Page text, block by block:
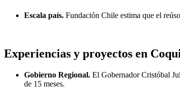
Escala país. Fundación Chile estima que el
Experiencias y proyectos en
Gobierno Regional. El Gobernador Cristóbal
de 15 meses.